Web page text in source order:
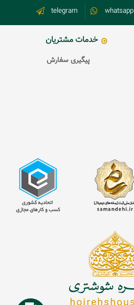
whatsapp
telegram
خدمات مشتریان
پیگیری سفارش